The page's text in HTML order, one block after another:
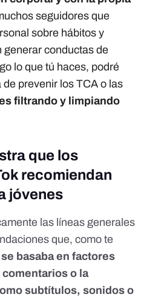
seguidores que
sobre hábitos y
generar conductas de
lo que tú haces, podré
de prevenir los TCA o las
filtrando y limpiando
que los
recomiendan
jóvenes
las líneas generales
que, como te
se basaba en factores
comentarios o la
subtítulos, sonidos o